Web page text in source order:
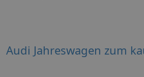
Audi Jahreswagen zum